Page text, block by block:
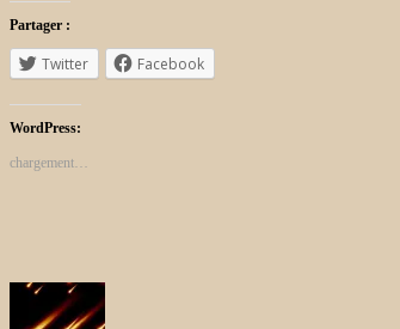
Partager :
Twitter Facebook
WordPress:
chargement…